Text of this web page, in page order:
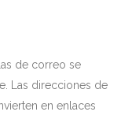
de correo se
Las direcciones de
en enlaces